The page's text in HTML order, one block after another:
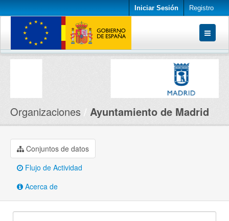
Iniciar Sesión Registro
Conjuntos de datos
Organizaciones Ayuntamiento de Madrid
Conjuntos de datos
Flujo de Actividad
Acerca de